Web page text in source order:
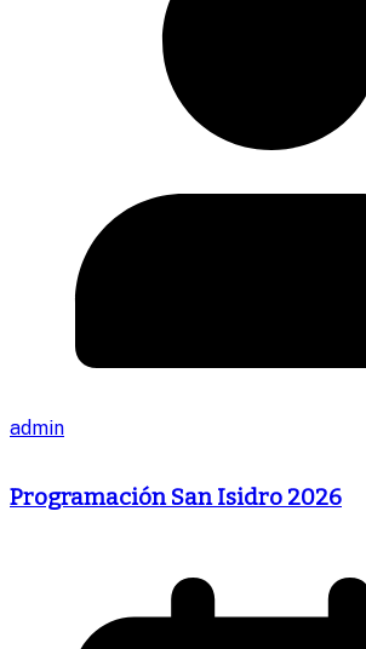
admin
Programación San Isidro 2026